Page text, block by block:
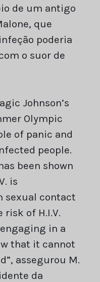
de um antigo
que
poderia
o suor de
Johnson’s
Olympic
of panic and
people.
been shown
is
sexual contact
risk of H.I.V.
in a
that it cannot
assegurou M.
da